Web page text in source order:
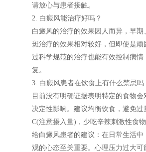
请放心与患者接触。
2. 白癜风能治疗好吗？
白癜风的治疗的效果因人而异，早期
斑治疗的效果相对较好，但即使是顽
过科学规范的治疗也能有效控制病情
复。
3. 白癜风患者在饮食上有什么禁忌吗
目前没有明确证据表明特定的食物会
决定性影响。建议均衡饮食，避免过
C(注意摄入量)，少吃辛辣刺激性食物
给白癜风患者的建议：在日常生活中
观的心态至关重要。心理压力过大可